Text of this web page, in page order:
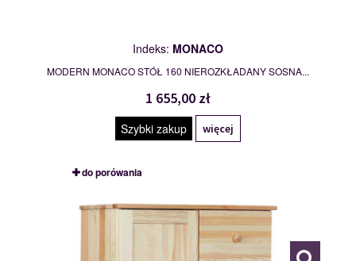
Indeks: MONACO
MODERN MONACO STÓŁ 160 NIEROZKŁADANY SOSNA...
1 655,00 zł
Szybki zakup więcej
do porówania
BIELIŹNIARKA I
113039